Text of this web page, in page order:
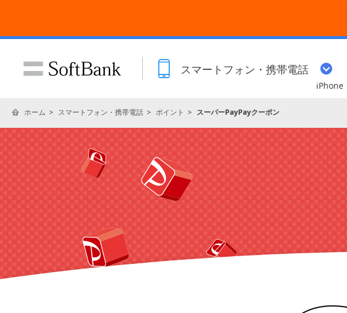
スマートフォン・携帯電話
iPhone
ホーム スマートフォン・携帯電話 ポイント スーパーPayPayクーポン